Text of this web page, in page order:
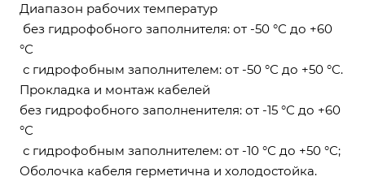
Диапазон рабочих температур
без гидрофобного заполнителя: от -50 °С до +60
°С
с гидрофобным заполнителем: от -50 °С до +50 °С.
Прокладка и монтаж кабелей
без гидрофобного заполненителя: от -15 °С до +60
°С
с гидрофобным заполнителем: от -10 °С до +50 °С;
Оболочка кабеля герметична и холодостойка.